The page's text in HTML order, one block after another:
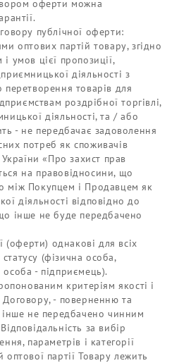
оферти можна
публічної оферти:
оптових партій товару, згідно
умов цієї пропозиції,
діяльності з
перетворення товарів для
роздрібної торгівлі,
діяльності, та / або
- не передбачає задоволення
потреб як споживачів
«Про захист прав
на правовідносини, що
між Покупцем і Продавцем як
діяльності відповідно до
інше не буде передбачено
(оферти) однакові для всіх
(фізична особа,
- підприємець).
критеріям якості і
- поверненню та
не передбачено чинним
за вибір
параметрів і категорії
партії Товару лежить